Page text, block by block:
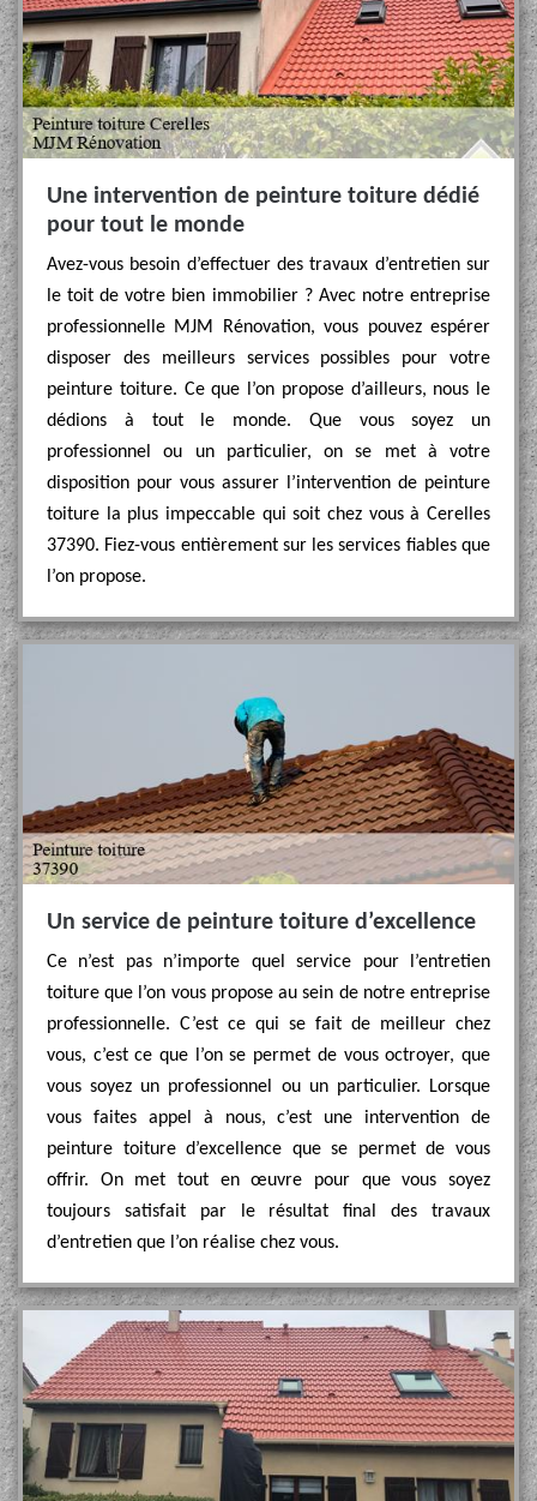
Une intervention de peinture toiture dédié
pour tout le monde
Avez-vous besoin d’effectuer des travaux d’entretien sur
le toit de votre bien immobilier ? Avec notre entreprise
professionnelle MJM Rénovation, vous pouvez espérer
disposer des meilleurs services possibles pour votre
peinture toiture. Ce que l’on propose d’ailleurs, nous le
dédions à tout le monde. Que vous soyez un
professionnel ou un particulier, on se met à votre
disposition pour vous assurer l’intervention de peinture
toiture la plus impeccable qui soit chez vous à Cerelles
37390. Fiez-vous entièrement sur les services fiables que
l’on propose.
Un service de peinture toiture d’excellence
Ce n’est pas n’importe quel service pour l’entretien
toiture que l’on vous propose au sein de notre entreprise
professionnelle. C’est ce qui se fait de meilleur chez
vous, c’est ce que l’on se permet de vous octroyer, que
vous soyez un professionnel ou un particulier. Lorsque
vous faites appel à nous, c’est une intervention de
peinture toiture d’excellence que se permet de vous
offrir. On met tout en œuvre pour que vous soyez
toujours satisfait par le résultat final des travaux
d’entretien que l’on réalise chez vous.